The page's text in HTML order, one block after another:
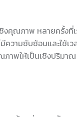
งคุณภาพ หลายครั้งที่
วามซับซ้อนและใช้เว
ภาพให้เป็นเชิงปริมา